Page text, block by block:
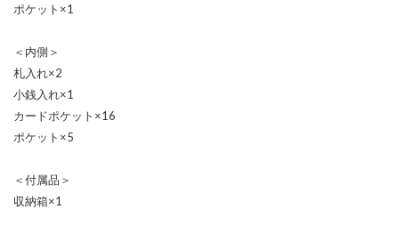
ポケット×1
＜内側＞
札入れ×2
小銭入れ×1
カードポケット×16
ポケット×5
＜付属品＞
収納箱×1